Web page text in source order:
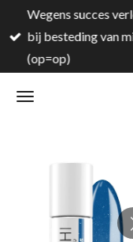
direct
naar
hoofdinhoud
Wegens succes
bij besteding van
(op=op)